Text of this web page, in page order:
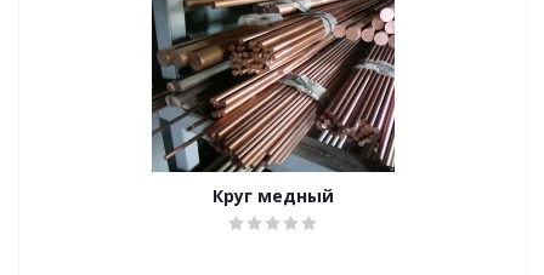
Круг медный